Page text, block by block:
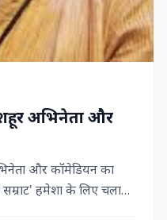
अभिनेता और
और कॉमेडियन का
हमेशा के लिए चला